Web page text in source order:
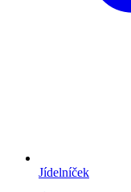
Jídelníček